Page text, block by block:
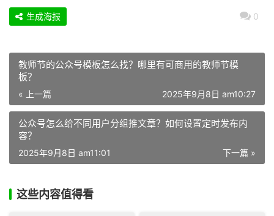
0
生成海报
教师节的公众号模板怎么找？哪里有可商用的教师节模
板？
« 上一篇 2025年9月8日 am10:27
公众号怎么给不同用户分组推文章？如何设置定时发布内
容？
下一篇 »
2025年9月8日 am11:01
这些内容值得看